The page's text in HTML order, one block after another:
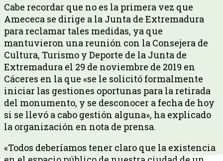
Cabe recordar que no es la primera vez que
Amececa se dirige a la Junta de Extremadura
para reclamar tales medidas, ya que
mantuvieron una reunión con la Consejera de
Cultura, Turismo y Deporte de la Junta de
Extremadura el 29 de noviembre de 2019 en
Cáceres en la que «se le solicitó formalmente
iniciar las gestiones oportunas para la retirada
del monumento, y se desconocer a fecha de hoy
si se llevó a cabo gestión alguna», ha explicado
la organización en nota de prensa.
«Todos deberíamos tener claro que la existencia